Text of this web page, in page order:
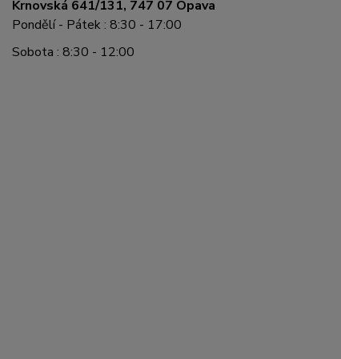
Krnovská 641/131, 747 07 Opava
Pondělí - Pátek : 8:30 - 17:00
Sobota : 8:30 - 12:00